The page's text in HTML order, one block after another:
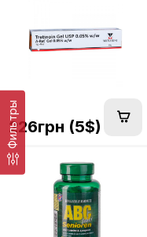
Фильтры
226грн (5$)